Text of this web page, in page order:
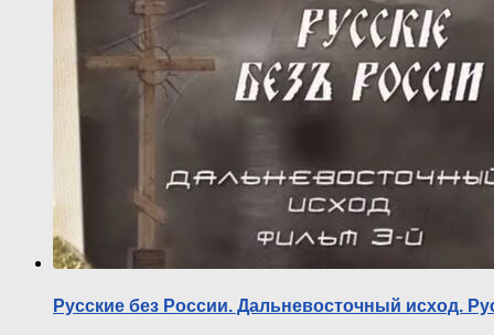
Русские без России. Дальневосточный исход.